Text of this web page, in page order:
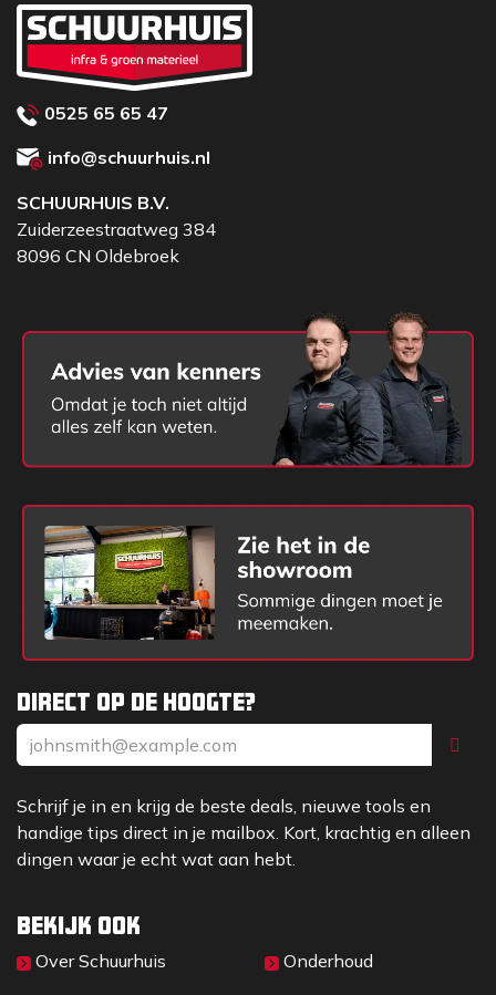
Direct op de hoogte?
Schrijf je in en krijg de beste deals, nieuwe tools en
handige tips direct in je mailbox. Kort, krachtig en alleen
dingen waar je echt wat aan hebt.
Bekijk ook
Over Sc​huurhuis
Onderhoud
0525 65 65 47
info@schuurhuis.nl
SCHUURHUIS B.V.
Zuiderzeestraatweg 384
8096 CN Oldebroek